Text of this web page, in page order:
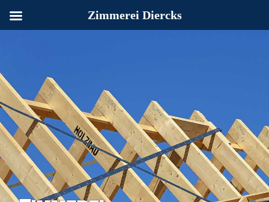
Zimmerei Diercks